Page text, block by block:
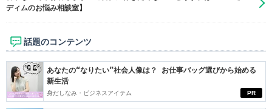
ディムのお悩み相談室】
話題のコンテンツ
PR
あなたの“なりたい”社会人像は？ お仕事バッグ選びから始める
新生活
身だしなみ・ビジネスアイテム